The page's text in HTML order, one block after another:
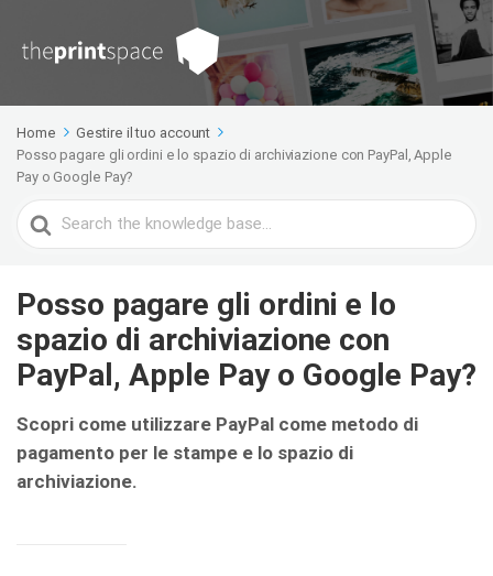
Home
Gestire il tuo account
Posso pagare gli ordini e lo spazio di archiviazione con PayPal, Apple
Pay o Google Pay?
Search
For
Posso pagare gli ordini e lo
spazio di archiviazione con
PayPal, Apple Pay o Google Pay?
Scopri come utilizzare PayPal come metodo di
pagamento per le stampe e lo spazio di
archiviazione.